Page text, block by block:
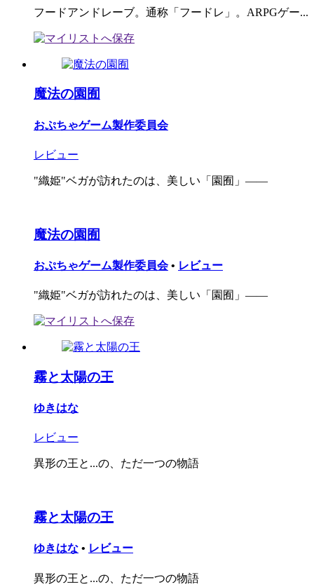
フードアンドレーブ。通称「フードレ」。ARPGゲー...
魔法の園囿
おぷちゃゲーム製作委員会
レビュー
"織姫"ベガが訪れたのは、美しい「園囿」――
魔法の園囿
おぷちゃゲーム製作委員会 • レビュー
"織姫"ベガが訪れたのは、美しい「園囿」――
霧と太陽の王
ゆきはな
レビュー
異形の王と...の、ただ一つの物語
霧と太陽の王
ゆきはな • レビュー
異形の王と...の、ただ一つの物語